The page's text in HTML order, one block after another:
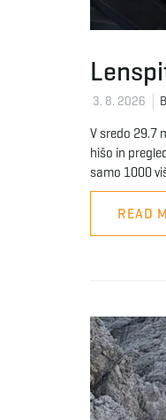
3. 8. 2026
V sredo 29.7
hišo in
samo 1000
READ